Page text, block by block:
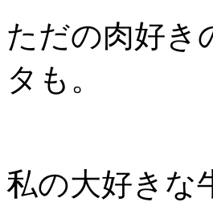
ただの肉好き
タも。
私の大好きな